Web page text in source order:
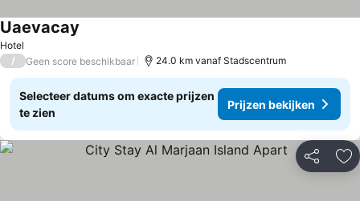
Hotel
Uaevacay
/ Geen score beschikbaar 24.0 km vanaf Stadscentrum
Selecteer datums om exacte prijzen
te zien
Prijzen bekijken
Delen